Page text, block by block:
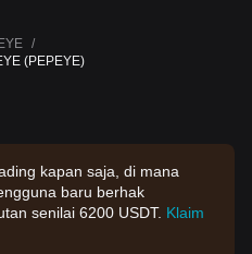
/
(PEPEYE)
kapan saja, di mana
baru berhak
senilai 6200 USDT. Klaim